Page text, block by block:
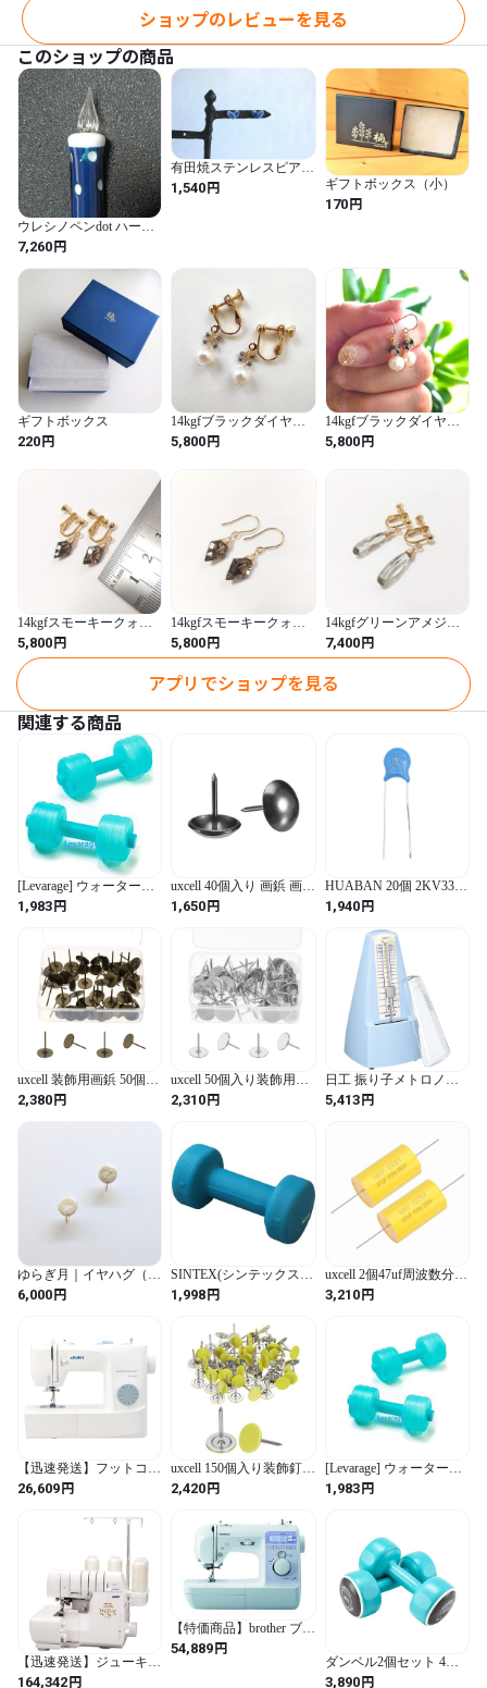
釉粒からピアスポストの先端まで：約2㎝
釉粒の直径：約1㎝
■この商品の使用上の注意点
体質により、かゆみやかぶれを生じる場合があります。
皮膚に異常を感じた時は、ご使用を止めていただき専門医へご相
談下さい。
アクセサリーは繊細な作りになっております。
衝撃が加わると破損する恐れがありますのでお取扱いには十分に
ご注意ください。
また、破損した商品は危険ですのでご使用にならないでくださ
金属部分は酸化による変色、
染色した部品は水や汗、摩擦などにより変色や衣服などに
色移りする場合がありますので、あらかじめご了承ください。
写真は少し加工しております。実物に近いものを使用しておりま
パソコン環境によって色味に異なる違いがあることをご理解下さ
衛生的な面より、ご購入後の返品交換はご遠慮いただいておりま
ご了承お願いいたします。
■送付方法
基本的に定形外郵便でお送りします。
お好きな送付方法をお選びください。
発送方法は定形外郵便で配送時の紛失事故など補償はできかねま
補償有りは送料が異なってきますが、
宅急便、ゆうパックご希望の方は注文前にメッセージにてご相談
ください。
ショップのレビューを見る
このショップの商品
ウレシノペンdot ハーフ
★B級品
7,260円
有田焼ステンレスピアス
双葉 藍色
1,540円 ギフトボックス（小）
170円
ギフトボックス
220円
14kgfブラックダイヤラ
フロックと淡水パールイ
ヤリング
5,800円
14kgfブラックダイヤラ
フロックと淡水パールピ
アス
5,800円
14kgfスモーキークォー
ツイヤリング
5,800円
14kgfスモーキークォー
ツピアス
5,800円
14kgfグリーンアメジス
トイヤリング
7,400円
アプリでショップを見る
関連する商品
[Levarage] ウォーターダ
ンベル ブルー 2個セット
日本製
1,983円
uxcell 40個入り 画鋲 画び
ょう 押しピン 釘 ヘッド
直径11mm 全長17mm ラ
ァー シューズ ドア ヘッ
ドボード 椅子用 ライト
1,650円
HUABAN 20個 2KV332
2KV 332 3300PF 3.3NF
20% 高電圧セラミックコ
ンデンサ
1,940円
uxcell 装飾用画鋲 50個セ
ット 19mm×30mm フラッ
トヘッド 家具用装飾釘
2,380円
uxcell 50個入り装飾用タ
ックピン 5/8"×13/16"フ
ラットヘッド家具用押し
釘 シルバー
2,310円
日工 振り子メトロノー
ム スタンダード light ア
クアマリン 714
5,413円
ゆらぎ月｜イヤハグ（耳
をハグするイヤリング）
6,000円
SINTEX(シンテックス)
(シンテックス) ダンベル
カラーアレー 3kg
1,998円
uxcell 2個47uf周波数分離
コンデンサー250Vアキ
シャルオーディオスピー
MKPフィルムコンデン
3,210円
【迅速発送】フットコン
トローラー付き JUKI 電
動ミシン 簡単操作 初心
者向け コンパクト 入学
入園 子育て HZL-40NS
26,609円
uxcell 150個入り装飾釘セ
ット 11mmx17mm 平頭押
しピン 家具用装飾釘 ソ
淡黄色
2,420円
[Levarage] ウォーターダ
ンベル ブルー 2個セット
日本製 約1キロ
1,983円
【迅速発送】ジューキ
(JUKI) ２本針４本糸ウ
164,342円
【特価商品】brother ブラ
ザー 電子 ミシン テディ
55 （CPV0305)
54,889円
ダンベル2個セット 4㎏
筋力トレーニング 筋ト
3,890円